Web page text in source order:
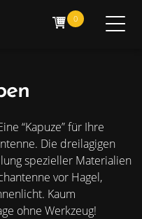
cart 0
“Kapuze” für Ihre
Die dreilagigen
spezieller Materialien
vor Hagel,
Kaum
ohne Werkzeug!